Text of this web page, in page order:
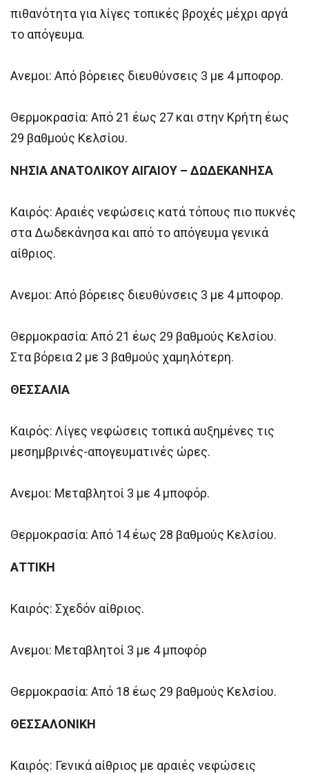
πιθανότητα για λίγες τοπικές βροχές μέχρι αργά
το απόγευμα.
Ανεμοι: Από βόρειες διευθύνσεις 3 με 4 μποφορ.
Θερμοκρασία: Από 21 έως 27 και στην Κρήτη έως
29 βαθμούς Κελσίου.
ΝΗΣΙΑ ΑΝΑΤΟΛΙΚΟΥ ΑΙΓΑΙΟΥ – ΔΩΔΕΚΑΝΗΣΑ
Καιρός: Αραιές νεφώσεις κατά τόπους πιο πυκνές
στα Δωδεκάνησα και από το απόγευμα γενικά
αίθριος.
Ανεμοι: Από βόρειες διευθύνσεις 3 με 4 μποφορ.
Θερμοκρασία: Από 21 έως 29 βαθμούς Κελσίου.
Στα βόρεια 2 με 3 βαθμούς χαμηλότερη.
ΘΕΣΣΑΛΙΑ
Καιρός: Λίγες νεφώσεις τοπικά αυξημένες τις
μεσημβρινές-απογευματινές ώρες.
Ανεμοι: Μεταβλητοί 3 με 4 μποφόρ.
Θερμοκρασία: Από 14 έως 28 βαθμούς Κελσίου.
ΑΤΤΙΚΗ
Καιρός: Σχεδόν αίθριος.
Ανεμοι: Μεταβλητοί 3 με 4 μποφόρ
Θερμοκρασία: Από 18 έως 29 βαθμούς Κελσίου.
ΘΕΣΣΑΛΟΝΙΚΗ
Καιρός: Γενικά αίθριος με αραιές νεφώσεις